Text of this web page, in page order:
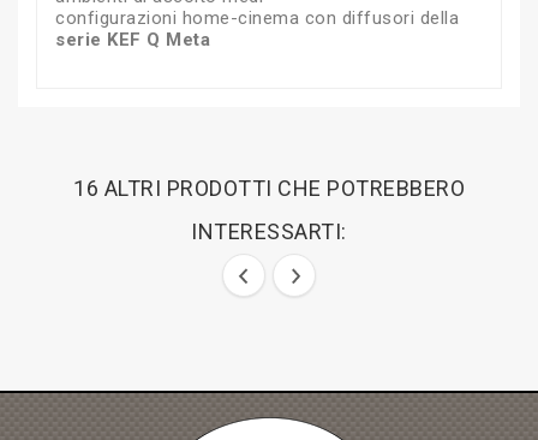
configurazioni home-cinema con diffusori della
serie KEF Q Meta
16 ALTRI PRODOTTI CHE POTREBBERO
INTERESSARTI: